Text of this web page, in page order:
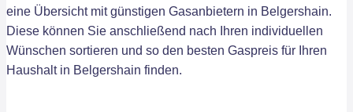
eine Übersicht mit günstigen Gasanbietern in Belgershain.
Diese können Sie anschließend nach Ihren individuellen
Wünschen sortieren und so den besten Gaspreis für Ihren
Haushalt in Belgershain finden.